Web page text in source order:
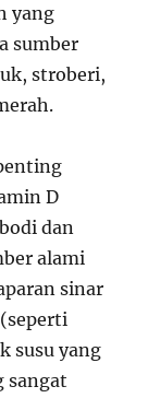
yang
sumber
stroberi,
D
dan
alami
sinar
susu yang
sangat